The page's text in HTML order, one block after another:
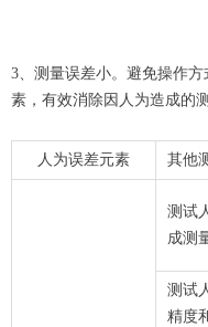
3、测量误差小。避免操作
素，有效消除因人为造成的
人为误差元素 其他
测试
成测
测试
精度